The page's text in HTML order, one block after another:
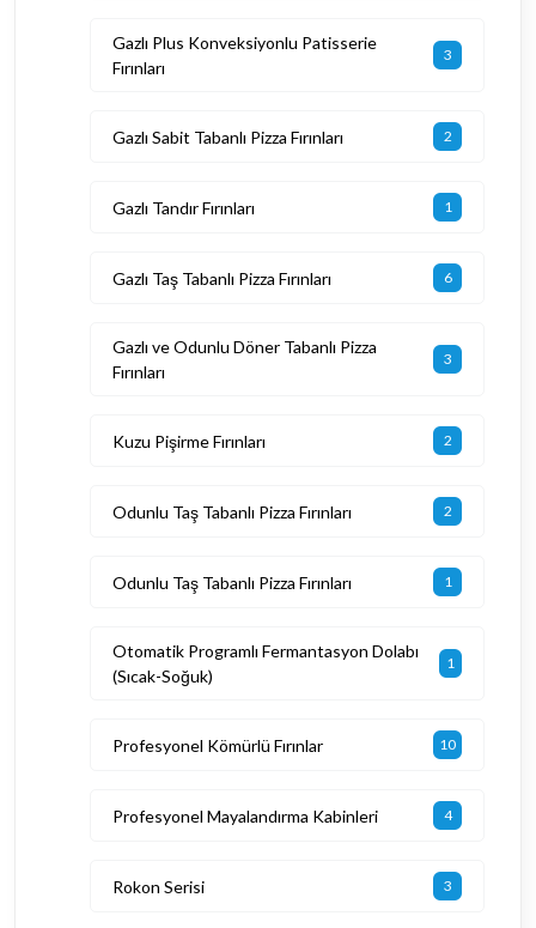
Gazlı Plus Konveksiyonlu Patisserie
Fırınları
3
Gazlı Sabit Tabanlı Pizza Fırınları 2
Gazlı Tandır Fırınları 1
Gazlı Taş Tabanlı Pizza Fırınları 6
Gazlı ve Odunlu Döner Tabanlı Pizza
Fırınları
3
Kuzu Pişirme Fırınları 2
Odunlu Taş Tabanlı Pizza Fırınları 2
Odunlu Taş Tabanlı Pizza Fırınları 1
Otomatik Programlı Fermantasyon Dolabı
(Sıcak-Soğuk)
1
Profesyonel Kömürlü Fırınlar 10
Profesyonel Mayalandırma Kabinleri 4
Rokon Serisi 3